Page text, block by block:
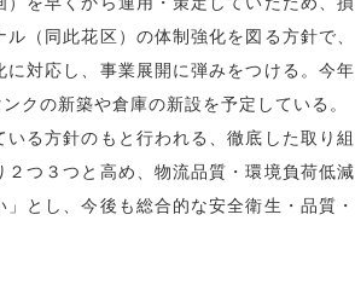
（同此花区）の体制強化を図る方針で、
対応し、事業展開に弾みをつける。今年
クの新築や倉庫の新設を予定している。
る方針のもと行われる、徹底した取り組
つ３つと高め、物流品質・環境負荷低減
とし、今後も総合的な安全衛生・品質・